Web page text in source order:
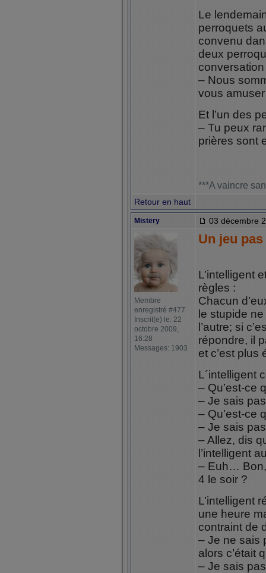
Le
perroquets
convenu
deux
conversation
– Nous
vous
Et l’un des
– Tu peux
prières sont
***A vaincre
Retour en haut
Mistëry 03 décembre
Membre
enregistré #477
Inscrit(e) le: 22
octobre 2009,
16:28
Messages: 1903
Un jeu
L’intelligent
règles :
Chacun
le stupide
l’autre; si
répondre, il
et c’est plus
L´intelligent
– Qu’est-ce
– Je sais
– Qu’est-ce
– Je sais
– Allez, dis
l’intelligent
– Euh… Bon,
4 le soir ?
L’intelligent
une heure
contraint de
– Je ne sais
alors c’était
– Je sais